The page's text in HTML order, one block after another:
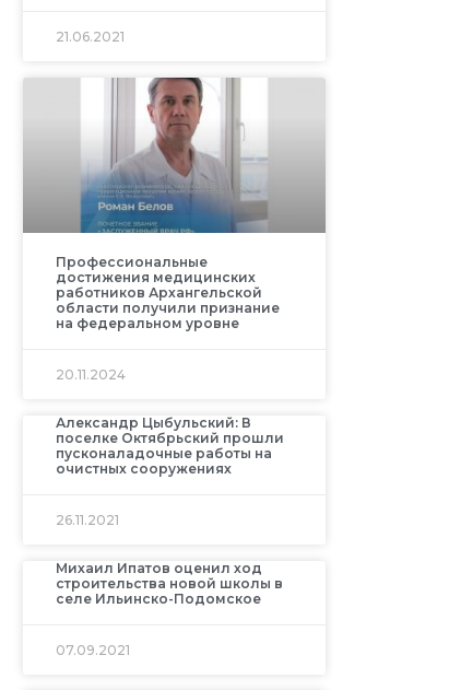
21.06.2021
Профессиональные
достижения медицинских
работников Архангельской
области получили признание
на федеральном уровне
20.11.2024
Александр Цыбульский: В
поселке Октябрьский прошли
пусконаладочные работы на
очистных сооружениях
26.11.2021
Михаил Ипатов оценил ход
строительства новой школы в
селе Ильинско-Подомское
07.09.2021